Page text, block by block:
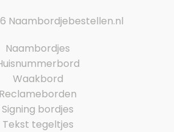
Naambordjebestellen.nl
Naambordjes
Waakbord
Reclameborden
Signing bordjes
Tekst tegeltjes